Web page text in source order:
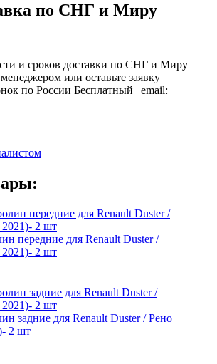
по СНГ и Миру
и сроков доставки по СНГ и Миру
или оставьте заявку
по России Бесплатный | email:
передние для Renault Duster /
2021)- 2 шт
задние для Renault Duster / Рено
2 шт